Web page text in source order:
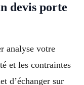
devis porte
analyse votre
et les contraintes
d’échanger sur